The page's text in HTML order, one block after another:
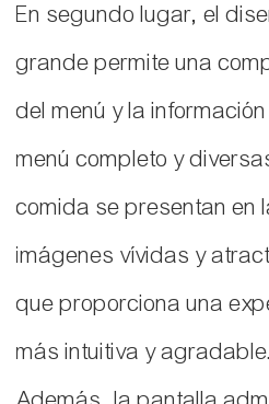
En segundo lugar, el
grande permite una
del menú y la
menú completo y
comida se presentan en
imágenes vívidas y
que proporciona una
más intuitiva y agradable.